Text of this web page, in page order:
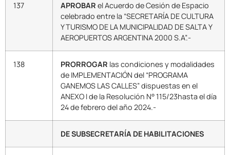
137 APROBAR el Acuerdo de Cesión de Espacio
celebrado entre la “SECRETARÍA DE CULTURA
Y TURISMO DE LA MUNICIPALIDAD DE SALTA Y
AEROPUERTOS ARGENTINA 2000 S.A”.-
138 PRORROGAR las condiciones y modalidades
de IMPLEMENTACIÓN del “PROGRAMA
GANEMOS LAS CALLES” dispuestas en el
ANEXO I de la Resolución N° 115/23hasta el día
24 de febrero del año 2024.-
DE SUBSECRETARÍA DE HABILITACIONES